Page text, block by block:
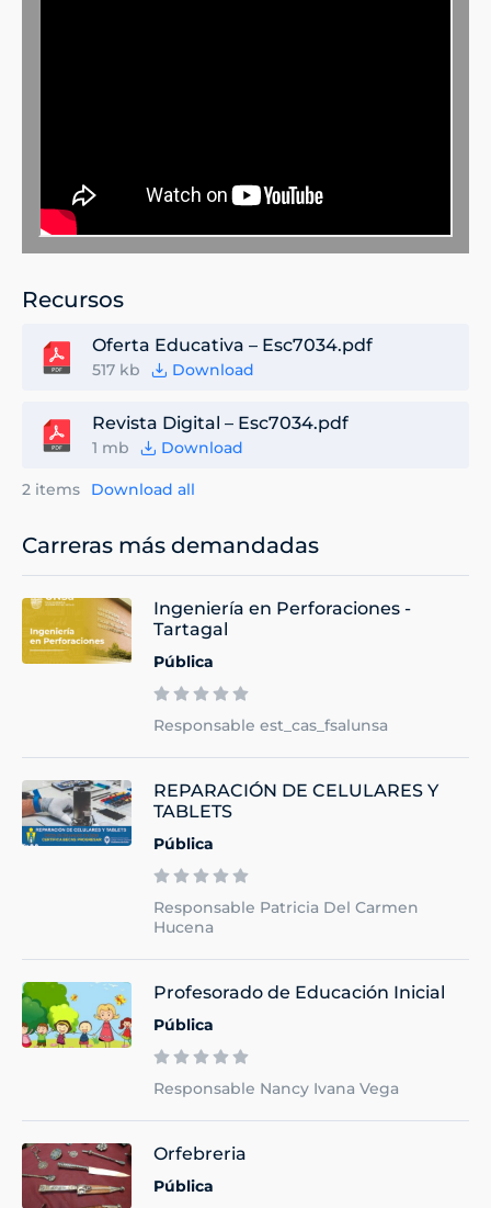
Recursos
Oferta Educativa – Esc7034.pdf
517 kb Download
Revista Digital – Esc7034.pdf
1 mb Download
2 items Download all
Carreras más demandadas
Ingeniería en Perforaciones -
Tartagal
Pública
Responsable est_cas_fsalunsa
REPARACIÓN DE CELULARES Y
TABLETS
Pública
Responsable Patricia Del Carmen
Hucena
Profesorado de Educación Inicial
Pública
Responsable Nancy Ivana Vega
Orfebreria
Pública